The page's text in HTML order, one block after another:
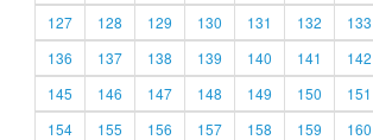
127
128 129 130 131 132 133
136
137 138 139 140 141 142
145
146 147 148 149 150 151
154
155 156 157 158 159 160